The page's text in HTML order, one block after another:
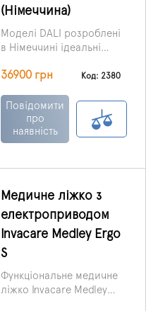
(Німеччина)
Моделі DALI розроблені
в Німеччині ідеальні
(медичного) персоналу
оптимальні для
пацієнтів. Завдяки малій
вазі, легкості
використання в
домашніх умовах. Ліжко
складається з чотирьох
секцій, висота кушетки
DALI змінюється
електродвигунами від
40 до 80 см. Положення
опорних поверхонь
36900 грн Код: 2380
Повідомити
про
наявність
Медичне ліжко з
електроприводом
Invacare Medley Ergo
S
Функціональне медичне
ліжко Invacare Medley